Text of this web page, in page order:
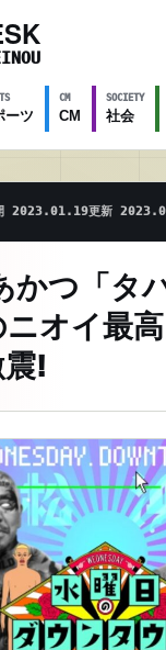
ーツ
CM
CM
SOCIETY
社会
2023.01.19更新
かつ「タ
オイ最
!